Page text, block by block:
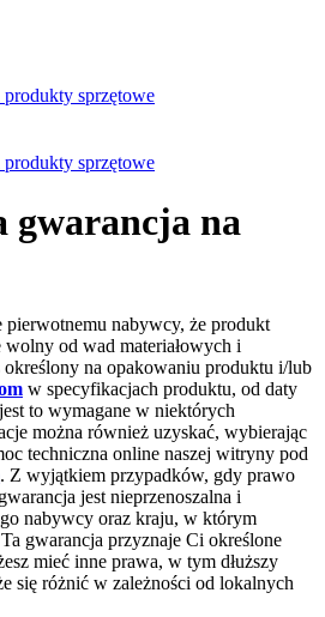
sprzętowe
sprzętowe
gwarancja na
nabywcy, że produkt
od wad materiałowych i
na opakowaniu produktu i/lub
w specyfikacjach produktu, od daty
to wymagane w niektórych
można również uzyskać, wybierając
techniczna online naszej witryny pod
. Z wyjątkiem przypadków, gdy prawo
jest nieprzenoszalna i
nabywcy oraz kraju, w którym
gwarancja przyznaje Ci określone
mieć inne prawa, w tym dłuższy
się różnić w zależności od lokalnych